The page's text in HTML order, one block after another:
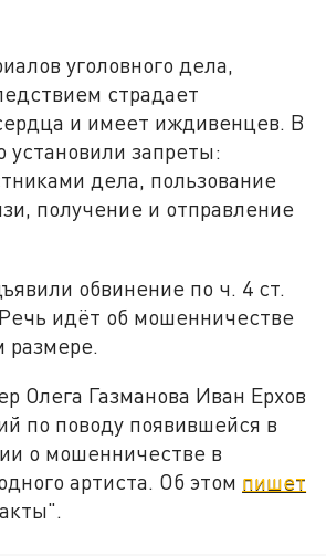
уголовного дела,
страдает
и имеет иждивенцев. В
установили запреты:
дела, пользование
получение и отправление
обвинение по ч. 4 ст.
идёт об мошенничестве
размере.
Олега Газманова Иван Ерхов
по поводу появившейся в
о мошенничестве в
артиста. Об этом пишет